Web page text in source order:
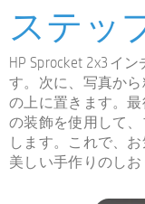
ステッ
HP Sprocket 2x3イ
す。次に、写真か
の上に置きます。
の装飾を使用して
します。これで、
美しい手作りのし